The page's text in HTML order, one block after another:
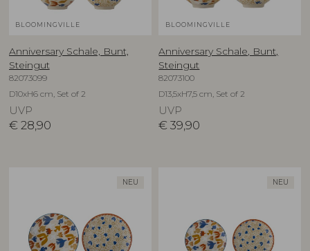
BLOOMINGVILLE
Anniversary Schale, Bunt,
Steingut
82073099
D10xH6 cm, Set of 2
UVP
€ 28,90
BLOOMINGVILLE
Anniversary Schale, Bunt,
Steingut
82073100
D13,5xH7,5 cm, Set of 2
UVP
€ 39,90
NEU NEU